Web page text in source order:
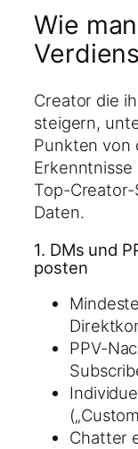
Wie
Creator die
steigern,
Punkten von
Erkenntnisse
Top-
Daten.
1. DMs und
posten
PPV-
Chatter